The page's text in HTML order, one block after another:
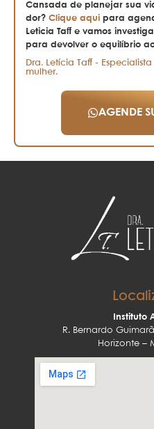
Cansada de planejar sua
dor? Clique aqui para
Leticia Taff e vamos
para devolver o equilíbrio
Dra. Letícia Taff -
mulher.
AGENDE
Instituto
R. Bernardo
Horizonte –